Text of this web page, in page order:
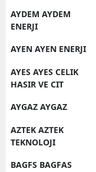
AYDEM AYDEM
ENERJI
AYEN AYEN ENERJI
AYES AYES CELIK
HASIR VE CIT
AYGAZ AYGAZ
AZTEK AZTEK
TEKNOLOJI
BAGFS BAGFAS